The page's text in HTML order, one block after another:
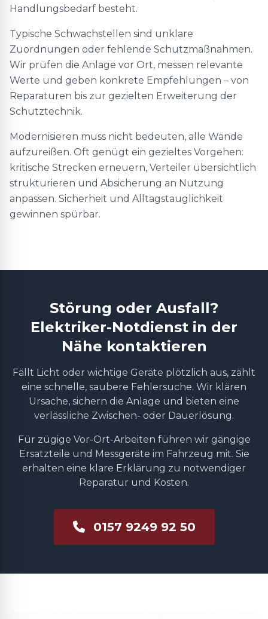
Handlungsbedarf besteht.
Typische Schwachstellen sind unklare
Zuordnungen oder fehlende Schutzmaßnahmen.
Wir prüfen die Anlage vor Ort, messen relevante
Werte und geben konkrete Empfehlungen – von
Reparaturen bis zur gezielten Erweiterung der
Schutztechnik.
Modernisieren muss nicht bedeuten, alle Wände
aufzureißen. Oft genügt ein gezieltes Vorgehen:
kritische Strecken erneuern, Verteiler übersichtlich
strukturieren und Absicherung an Nutzung
anpassen. Sicherheit und Alltagstauglichkeit
gewinnen spürbar.
Störung oder Ausfall?
Elektriker-Notdienst in der
Nähe kontaktieren
Fällt Licht oder wichtige Geräte plötzlich aus, zählt
eine schnelle, saubere Fehlersuche. Wir klären
Ursache, sichern die Anlage und bieten eine
verlässliche Zwischen- oder Dauerlösung.
Für zügige Vor-Ort-Arbeiten führen wir gängige
Ersatzteile und Messgeräte im Fahrzeug mit. Sie
erhalten eine klare Erklärung zu notwendiger
Reparatur und Kosten.
0157 9249 92 50